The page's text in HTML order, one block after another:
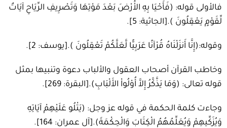
فالأولى قوله: (فَأَحْيَا بِهِ الأَْرْضَ بَعْدَ مَوْتِهَا وَتَصْرِيفِ الرِّيَاحِ آيَاتٌ
لِّقَوْمٍ يَعْقِلُونَ ).[الجاثية: 5].
وقوله:(إِنَّا أَنزَلْنَاهُ قُرْآنًا عَرَبِيًّا لَّعَلَّكُمْ تَعْقِلُونَ ).[يوسف: 2].
وخاطب القرآن أصحاب العقول والألباب دعوة وتنبيها بمثل
قوله تعالى: (وَمَا يَذَّكَّرُ إِلاَّ أُوْلُواْ الأَلْبَابِ).[البقرة: 269].
وجاءت كلمة الحكمة في قوله عز وجل: (يَتْلُو عَلَيْهِمْ آيَاتِهِ
وَيُزَكِّيهِمْ وَيُعَلِّمُهُمُ الْكِتَابَ وَالْحِكْمَةَ).[آل عمران: 164].